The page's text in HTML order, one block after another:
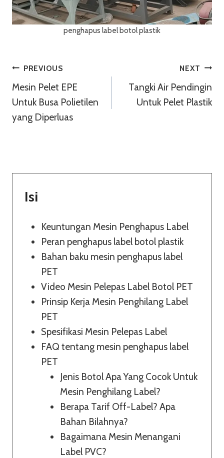
penghapus label botol plastik
Navigasi
Pos
PREVIOUS
Mesin Pelet EPE
Untuk Busa Polietilen
yang Diperluas
NEXT
Tangki Air Pendingin
Untuk Pelet Plastik
Isi
Keuntungan Mesin Penghapus Label
Peran penghapus label botol plastik
Bahan baku mesin penghapus label
PET
Video Mesin Pelepas Label Botol PET
Prinsip Kerja Mesin Penghilang Label
PET
Spesifikasi Mesin Pelepas Label
FAQ tentang mesin penghapus label
PET
Jenis Botol Apa Yang Cocok Untuk
Mesin Penghilang Label?
Berapa Tarif Off-Label? Apa
Bahan Bilahnya?
Bagaimana Mesin Menangani
Label PVC?